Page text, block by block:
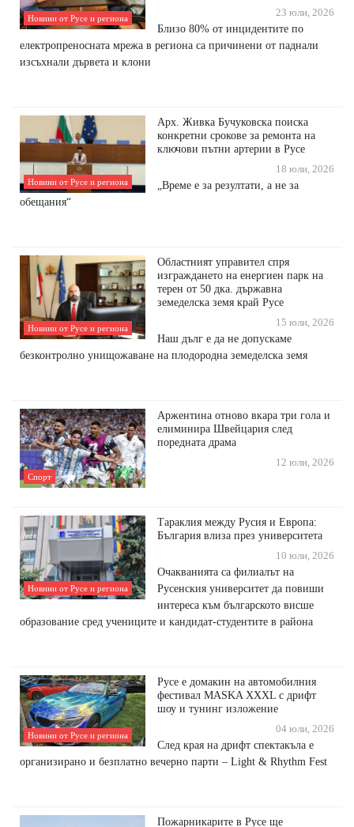
Новини от Русе и региона 23 юли, 2026
Близо 80% от инцидентите по
електропреносната мрежа в региона са причинени от паднали
изсъхнали дървета и клони
Новини от Русе и региона
Арх. Живка Бучуковска поиска
конкретни срокове за ремонта на
ключови пътни артерии в Русе
18 юли, 2026
​„Време е за резултати, а не за
обещания“
Новини от Русе и региона
Областният управител спря
изграждането на енергиен парк на
терен от 50 дка. държавна
земеделска земя край Русе
15 юли, 2026
Наш дълг е да не допускаме
безконтролно унищожаване на плодородна земеделска земя
Спорт
Аржентина отново вкара три гола и
елиминира Швейцария след
поредната драма
12 юли, 2026
Новини от Русе и региона
Тараклия между Русия и Европа:
България влиза през университета
10 юли, 2026
Очакванията са филиалът на
Русенския университет да повиши
интереса към българското висше
образование сред учениците и кандидат-студентите в района
Новини от Русе и региона
Русе е домакин на автомобилния
фестивал MASKA XXXL с дрифт
шоу и тунинг изложение
04 юли, 2026
След края на дрифт спектакъла е
организирано и безплатно вечерно парти – Light & Rhythm Fest
Пожарникарите в Русе ще